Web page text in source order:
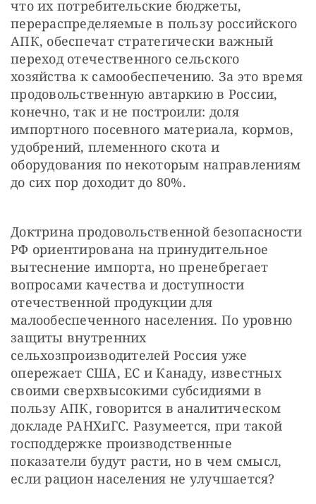
что их потребительские бюджеты,
перераспределяемые в пользу российского
АПК, обеспечат стратегически важный
переход отечественного сельского
хозяйства к самообеспечению. За это время
продовольственную автаркию в России,
конечно, так и не построили: доля
импортного посевного материала, кормов,
удобрений, племенного скота и
оборудования по некоторым направлениям
до сих пор доходит до 80%.
Доктрина продовольственной безопасности
РФ ориентирована на принудительное
вытеснение импорта, но пренебрегает
вопросами качества и доступности
отечественной продукции для
малообеспеченного населения. По уровню
защиты внутренних
сельхозпроизводителей Россия уже
опережает США, ЕС и Канаду, известных
своими сверхвысокими субсидиями в
пользу АПК, говорится в аналитическом
докладе РАНХиГС. Разумеется, при такой
господдержке производственные
показатели будут расти, но в чем смысл,
если рацион населения не улучшается?